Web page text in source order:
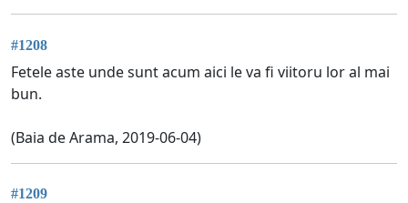
#1208
Fetele aste unde sunt acum aici le va fi viitoru lor al mai
bun.
(Baia de Arama, 2019-06-04)
#1209